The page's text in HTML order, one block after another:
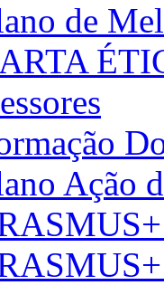
de
Ação